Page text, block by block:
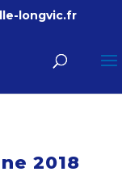
longvic.fr
2018